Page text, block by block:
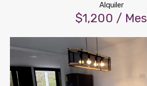
Alquiler
$1,200 / Mes